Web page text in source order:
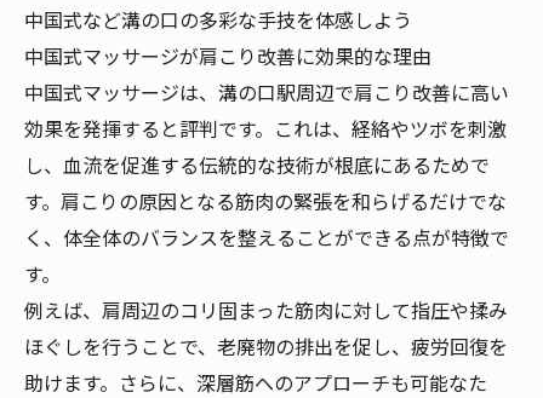
中国式など溝の口の多彩な手技を体感しよう
中国式マッサージが肩こり改善に効果的な理由
中国式マッサージは、溝の口駅周辺で肩こり改善に高い
効果を発揮すると評判です。これは、経絡やツボを刺激
し、血流を促進する伝統的な技術が根底にあるためで
す。肩こりの原因となる筋肉の緊張を和らげるだけでな
く、体全体のバランスを整えることができる点が特徴で
す。
例えば、肩周辺のコリ固まった筋肉に対して指圧や揉み
ほぐしを行うことで、老廃物の排出を促し、疲労回復を
助けます。さらに、深層筋へのアプローチも可能なた